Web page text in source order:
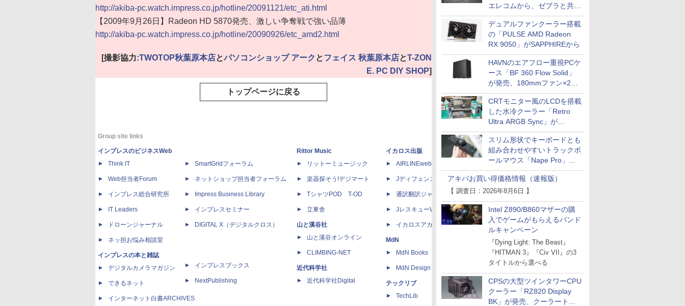
エレコムから、ゼブラと共同
開発
デュアルファンクーラー搭載
の「PULSE AMD Radeon
RX 9050」がSAPPHIREから
HAVNのエアフロー重視PCケ
ース「BF 360 Flow Solid」
が発売、180mmファン×2搭
載
CRTモニター風のLCDを搭載
した水冷クーラー「Retro
Ultra ARGB Sync」が
Thermaltakeから
スリム形状でキーボードとも
組み合わせやすいトラックボ
ールマウス「Nape Pro」が
Keychronから
アキバお買い得価格情報（速報版）
【 調査日：2026年8月6日 】
Intel Z890/B860マザーの購
入でゲームがもらえるバンド
ルキャンペーン
『Dying Light: The Beast』
『HITMAN 3』『Civ VII』の3
タイトルから選べる
CPSの大型ツインタワーCPU
クーラー「RZ820 Display
BK」が発売、クーラートッ
http://akiba-pc.watch.impress.co.jp/hotline/20091121/etc_ati.html
【2009年9月26日】Radeon HD 5870発売、激しい争奪戦で強い品薄
http://akiba-pc.watch.impress.co.jp/hotline/20090926/etc_amd2.html
[撮影協力:TWOTOP秋葉原本店とパソコンショップ アーク とフェイス 秋葉原本店とT-ZON
E. PC DIY SHOP]
トップページに戻る
Group site links
インプレスのビジネスWeb
Think IT
Web担当者Forum
インプレス総合研究所
IT Leaders
ドローンジャーナル
ネッ担お悩み相談室
インプレスの本と雑誌
デジタルカメラマガジン
できるネット
インターネット白書ARCHIVES
SmartGridフォーラム
ネットショップ担当者フォーラム
Impress Business Library
インプレスセミナー
DIGITAL X（デジタルクロス）
インプレスブックス
NextPublishing
Rittor Music
リットーミュージック
楽器探そう!デジマート
TシャツPOD T-OD
立東舎
山と溪谷社
山と溪谷オンライン
CLIMBING-NET
近代科学社
近代科学社Digital
イカロス出版
AIRLINEweb
Jディフェンスニュース
通訳翻訳ジャーナル
JレスキューWeb
イカロスアカデミー
MdN
MdN Books
MdN Design Interactive
テックリブ
TechLib
ICE
天海社
Comic curea
impress QuickBooks
PUBFUN
パブファンセルフ
IPGネットワーク
TシャツPOD pTa.shop
カスタム写真集POD fabli
Impress Group Publication Informa
tion